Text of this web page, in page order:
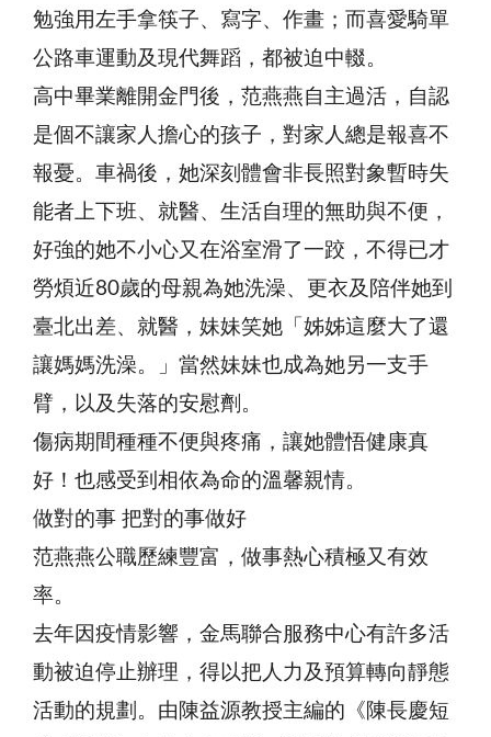
勉強用左手拿筷子、寫字、作畫；而喜愛騎單
公路車運動及現代舞蹈，都被迫中輟。
高中畢業離開金門後，范燕燕自主過活，自認
是個不讓家人擔心的孩子，對家人總是報喜不
報憂。車禍後，她深刻體會非長照對象暫時失
能者上下班、就醫、生活自理的無助與不便，
好強的她不小心又在浴室滑了一跤，不得已才
勞煩近80歲的母親為她洗澡、更衣及陪伴她到
臺北出差、就醫，妹妹笑她「姊姊這麼大了還
讓媽媽洗澡。」當然妹妹也成為她另一支手
臂，以及失落的安慰劑。
傷病期間種種不便與疼痛，讓她體悟健康真
好！也感受到相依為命的溫馨親情。
做對的事 把對的事做好
范燕燕公職歷練豐富，做事熱心積極又有效
率。
去年因疫情影響，金馬聯合服務中心有許多活
動被迫停止辦理，得以把人力及預算轉向靜態
活動的規劃。由陳益源教授主編的《陳長慶短